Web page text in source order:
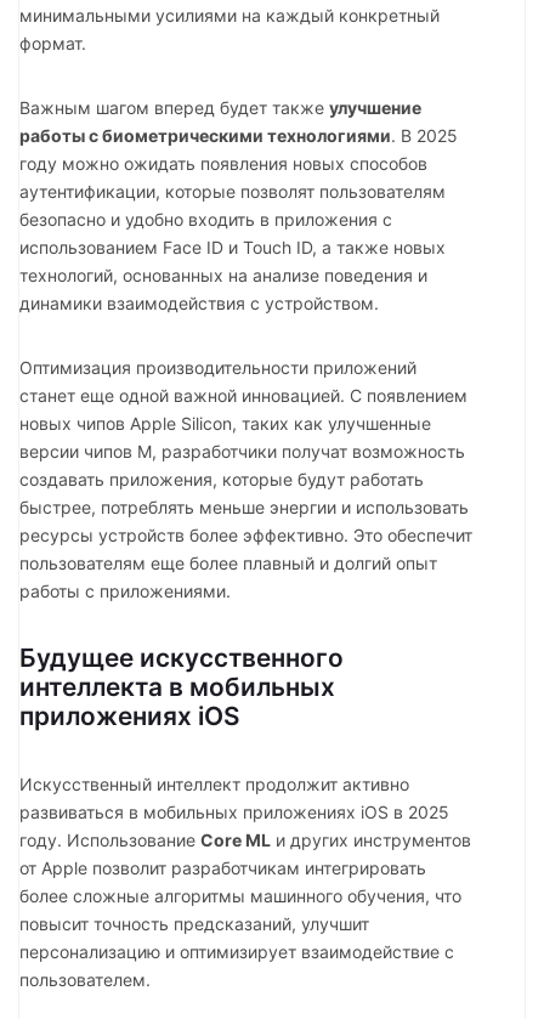
минимальными усилиями на каждый конкретный
формат.
Важным шагом вперед будет также улучшение
работы с биометрическими технологиями. В 2025
году можно ожидать появления новых способов
аутентификации, которые позволят пользователям
безопасно и удобно входить в приложения с
использованием Face ID и Touch ID, а также новых
технологий, основанных на анализе поведения и
динамики взаимодействия с устройством.
Оптимизация производительности приложений
станет еще одной важной инновацией. С появлением
новых чипов Apple Silicon, таких как улучшенные
версии чипов M, разработчики получат возможность
создавать приложения, которые будут работать
быстрее, потреблять меньше энергии и использовать
ресурсы устройств более эффективно. Это обеспечит
пользователям еще более плавный и долгий опыт
работы с приложениями.
Будущее искусственного
интеллекта в мобильных
приложениях iOS
Искусственный интеллект продолжит активно
развиваться в мобильных приложениях iOS в 2025
году. Использование Core ML и других инструментов
от Apple позволит разработчикам интегрировать
более сложные алгоритмы машинного обучения, что
повысит точность предсказаний, улучшит
персонализацию и оптимизирует взаимодействие с
пользователем.